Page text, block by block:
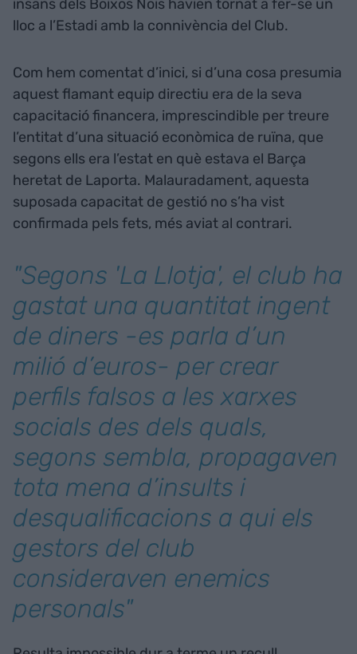
insans dels Boixos Nois havien tornat a fer-se un
lloc a l’Estadi amb la connivència del Club.
Com hem comentat d’inici, si d’una cosa presumia
aquest flamant equip directiu era de la seva
capacitació financera, imprescindible per treure
l’entitat d’una situació econòmica de ruïna, que
segons ells era l’estat en què estava el Barça
heretat de Laporta. Malauradament, aquesta
suposada capacitat de gestió no s’ha vist
confirmada pels fets, més aviat al contrari.
"Segons 'La Llotja', el club ha
gastat una quantitat ingent
de diners -es parla d’un
milió d’euros- per crear
perfils falsos a les xarxes
socials des dels quals,
segons sembla, propagaven
tota mena d’insults i
desqualificacions a qui els
gestors del club
consideraven enemics
personals"